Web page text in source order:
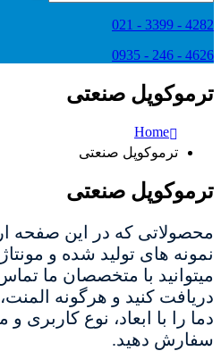
4282 - 3399 - 021
4626 - 246 - 0935
ترموکوپل صنعتی
Home
ترموکوپل صنعتی
ترموکوپل صنعتی
محصولاتی که در این صفحه
نمونه های تولید شده و
میتوانید با متخصصان ما
دریافت کنید و هرگونه
دما را با ابعاد، نوع کاربری
سفارش دهید.